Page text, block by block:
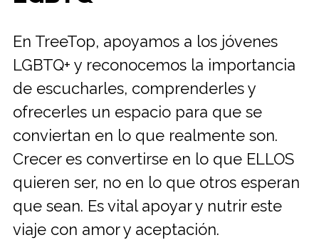
En TreeTop, apoyamos a los jóvenes
LGBTQ+ y reconocemos la importancia
de escucharles, comprenderles y
ofrecerles un espacio para que se
conviertan en lo que realmente son.
Crecer es convertirse en lo que ELLOS
quieren ser, no en lo que otros esperan
que sean. Es vital apoyar y nutrir este
viaje con amor y aceptación.